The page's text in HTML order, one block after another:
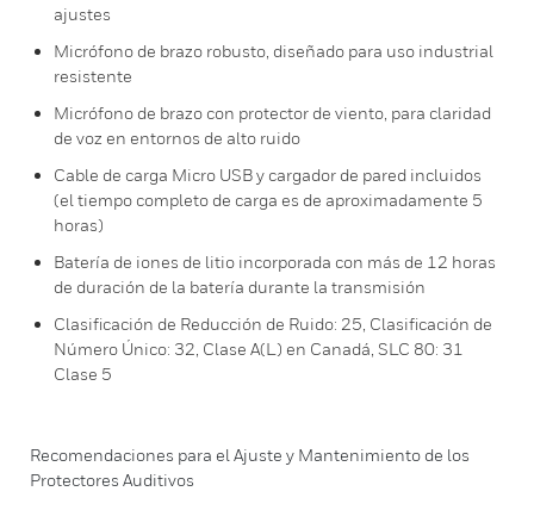
ajustes
Micrófono de brazo robusto, diseñado para uso industrial
resistente
Micrófono de brazo con protector de viento, para claridad
de voz en entornos de alto ruido
Cable de carga Micro USB y cargador de pared incluidos
(el tiempo completo de carga es de aproximadamente 5
horas)
Batería de iones de litio incorporada con más de 12 horas
de duración de la batería durante la transmisión
Clasificación de Reducción de Ruido: 25, Clasificación de
Número Único: 32, Clase A(L) en Canadá, SLC 80: 31
Clase 5
Recomendaciones para el Ajuste y Mantenimiento de los
Protectores Auditivos